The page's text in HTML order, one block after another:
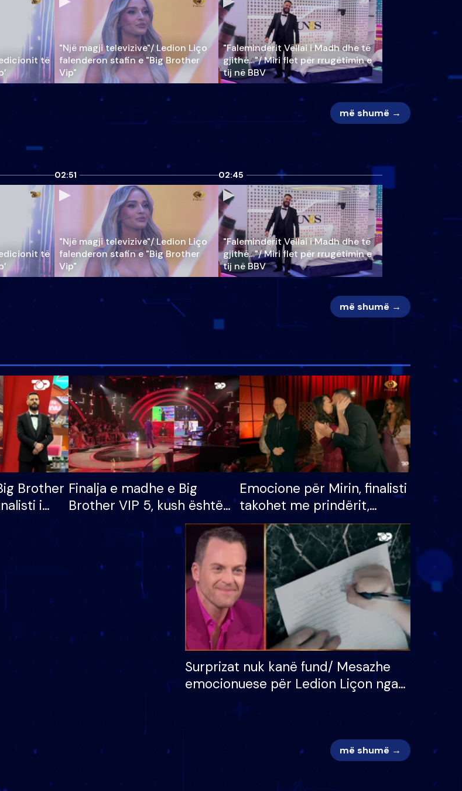
të
"Një magji televizive"/ Ledion Liço
falenderon stafin e "Big Brother
Vip"
"Faleminderit Vëllai i Madh dhe të
gjithë…"/ Miri flet për rrugëtimin e
tij në BBV
më shumë →
të
02:51
"Një magji televizive"/ Ledion Liço
falenderon stafin e "Big Brother
Vip"
02:45
"Faleminderit Vëllai i Madh dhe të
gjithë…"/ Miri flet për rrugëtimin e
tij në BBV
më shumë →
Brother
i
Finalja e madhe e Big
Brother VIP 5, kush është
banori i parë që lë shtëpinë
dhe humb mundësinë për
të fituar çmimin e madh
Emocione për Mirin, finalisti
takohet me prindërit,
vajzën dhe bashkëshorten:
S’kemi ndonjë letër divorci
apo jo?
Surprizat nuk kanë fund/ Mesazhe
emocionuese për Ledion Liçon nga
më shumë →